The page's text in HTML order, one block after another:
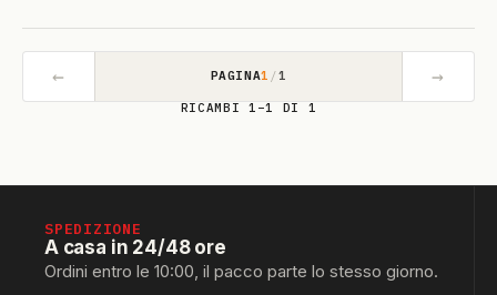
← PAGINA1 /1 →
RICAMBI 1–1 DI 1
SPEDIZIONE
A casa in 24/48 ore
Ordini entro le 10:00, il pacco parte lo stesso giorno.